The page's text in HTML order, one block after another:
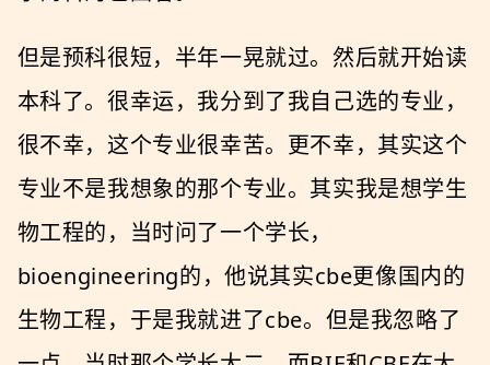
但是预科很短，半年一晃就过。然后就开始读
本科了。很幸运，我分到了我自己选的专业，
很不幸，这个专业很幸苦。更不幸，其实这个
专业不是我想象的那个专业。其实我是想学生
物工程的，当时问了一个学长，
bioengineering的，他说其实cbe更像国内的
生物工程，于是我就进了cbe。但是我忽略了